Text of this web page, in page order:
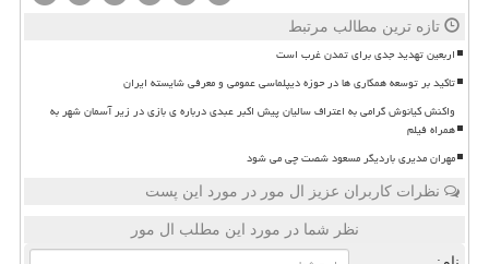
تازه ترین مطالب مرتبط
اربعین تهدید جدی برای تمدن غرب است
تاکید بر توسعه همکاری ها در حوزه دیپلماسی عمومی و معرفی شایسته ایران
واکنش کیانوش گرامی به اعتراف سالیان پیش اکبر عبدی درباره ی بازی در زیر آسمان شهر به
همراه فیلم
مهران مدیری باردیگر مسعود شصت چی می شود
نظرات کاربران عزیز ال مور در مورد این پست
نظر شما در مورد این مطلب ال مور